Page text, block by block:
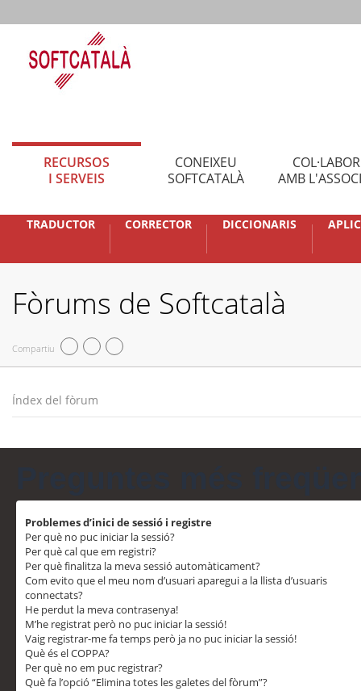
RECURSOS
I SERVEIS
CONEIXEU
SOFTCATALÀ
AMB
TRADUCTOR CORRECTOR DICCIONARIS
Fòrums de Softcatalà
Compartiu
Índex del fòrum
Problemes d’inici de sessió i registre
Per què no puc iniciar la sessió?
Per què cal que em registri?
Per què finalitza la meva sessió automàticament?
Com evito que el meu nom d’usuari aparegui a la llista d’usuaris
connectats?
He perdut la meva contrasenya!
M’he registrat però no puc iniciar la sessió!
Vaig registrar-me fa temps però ja no puc iniciar la sessió!
Què és el COPPA?
Per què no em puc registrar?
Què fa l’opció “Elimina totes les galetes del fòrum”?